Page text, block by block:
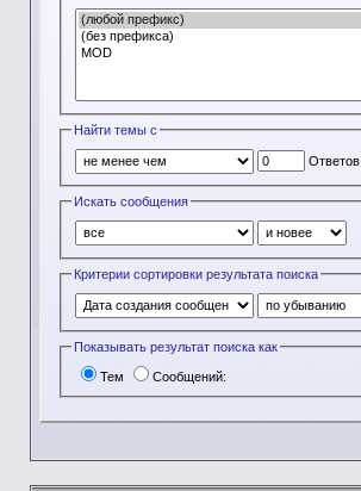
Найти темы с
Ответов
Искать сообщения
Критерии сортировки результата поиска
Показывать результат поиска как
Тем Сообщений: